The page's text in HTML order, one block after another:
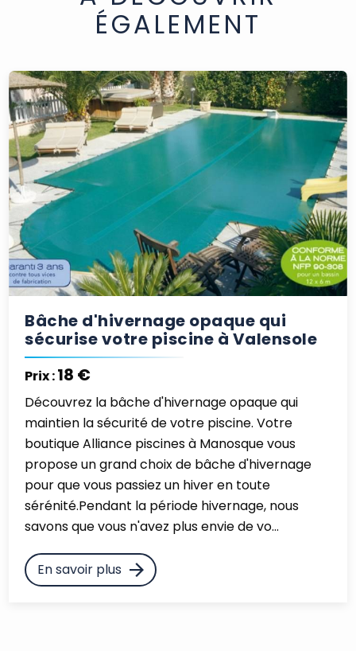
ÉGALEMENT
Bâche d'hivernage opaque qui
sécurise votre piscine à Valensole
Prix :18 €
Découvrez la bâche d'hivernage opaque qui
maintien la sécurité de votre piscine. Votre
boutique Alliance piscines à Manosque vous
propose un grand choix de bâche d'hivernage
pour que vous passiez un hiver en toute
sérénité.Pendant la période hivernage, nous
savons que vous n'avez plus envie de vo...
En savoir plus